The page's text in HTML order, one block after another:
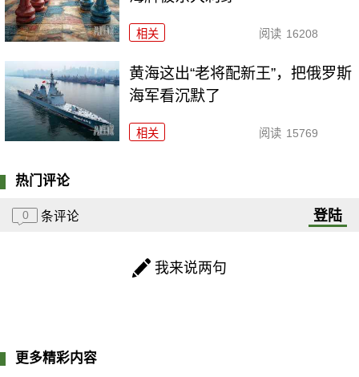
相关 阅读 16208
黄海这出“老将配新王”，把俄罗斯
海军看沉默了
相关 阅读 15769
热门评论
0 条评论 登陆
我来说两句
更多精彩内容